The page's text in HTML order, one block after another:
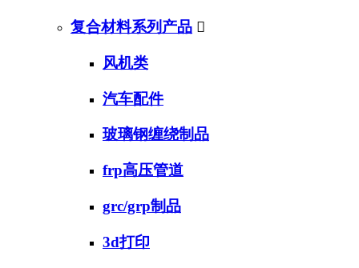
复合材料系列产品 
风机类
汽车配件
玻璃钢缠绕制品
frp高压管道
grc/grp制品
3d打印